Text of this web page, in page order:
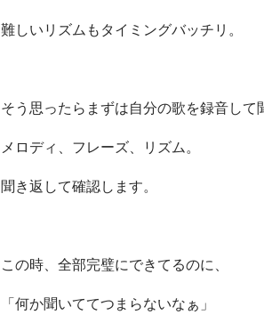
難しいリズムもタイミングバッチリ。
そう思ったらまずは自分の歌を録音して
メロディ、フレーズ、リズム。
聞き返して確認します。
この時、全部完璧にできてるのに、
「何か聞いててつまらないなぁ」